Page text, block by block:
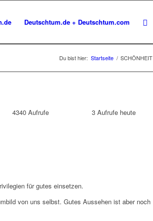
Deutschtum.de + Deutschtum.com
Du bist hier: Startseite / SCHÖNHEIT
für gutes einsetzen.
von uns selbst. Gutes Aussehen ist aber noch
4340Aufrufe 3Aufrufe heute